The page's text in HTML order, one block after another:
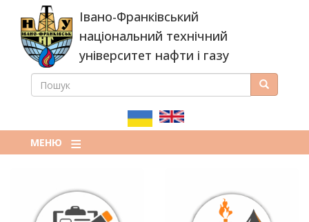
основного
вмісту
Івано-Франківський
національний технічний
університет нафти і газу
ПОШУКОВА
ПОШУК Пошук
МЕНЮ